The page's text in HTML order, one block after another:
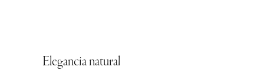
Elegancia natural